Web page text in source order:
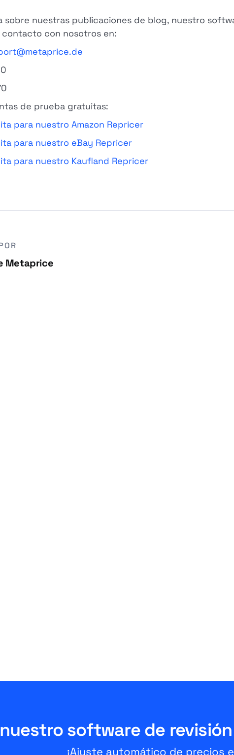
sobre nuestras publicaciones de blog, nuestro
con nosotros en:
de prueba gratuitas:
para nuestro Amazon Repricer
para nuestro eBay Repricer
para nuestro Kaufland Repricer
Metaprice
software de
¡Ajuste automático de precios